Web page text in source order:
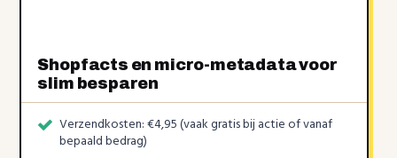
Shopfacts en micro-metadata voor
slim besparen
Verzendkosten: €4,95 (vaak gratis bij actie of vanaf
bepaald bedrag)